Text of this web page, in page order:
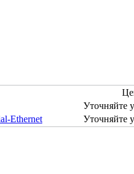
Уточняйте
Ethernet Уточняйте